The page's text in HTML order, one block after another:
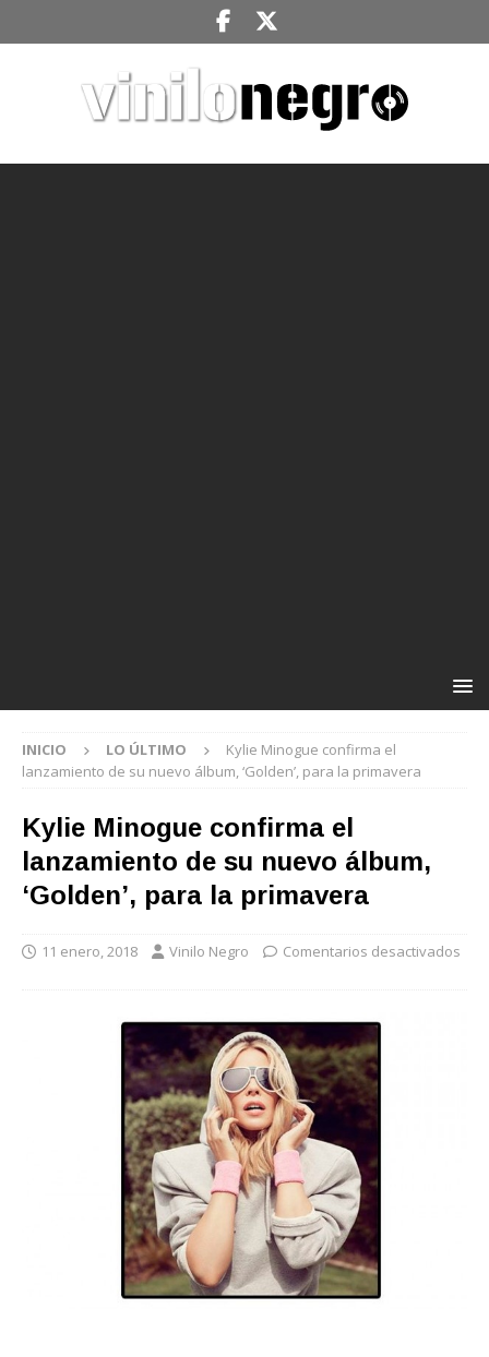
INICIO LO ÚLTIMO
Kylie Minogue confirma el
lanzamiento de su nuevo álbum, ‘Golden’, para la primavera
Kylie Minogue confirma el
lanzamiento de su nuevo álbum,
‘Golden’, para la primavera
11 enero, 2018 Vinilo Negro Comentarios desactivados